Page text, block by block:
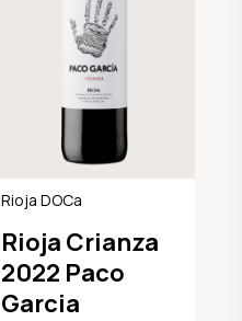
Rioja DOCa
Rioja Crianza
2022 Paco
Garcia